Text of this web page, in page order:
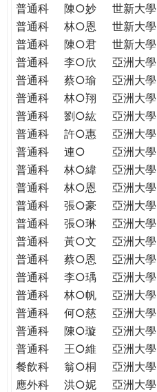
普通科
陳○妙 世新大學
普通科
林○恩 世新大學
普通科
陳○君 世新大學
普通科
李○欣 亞洲大學
普通科
蔡○瑜 亞洲大學
普通科
林○翔 亞洲大學
普通科
劉○紘 亞洲大學
普通科
許○惠 亞洲大學
普通科
連○ 亞洲大學
普通科
林○緯 亞洲大學
普通科
林○恩 亞洲大學
普通科
張○豪 亞洲大學
普通科
張○琳 亞洲大學
普通科
黃○文 亞洲大學
普通科
蔡○恩 亞洲大學
普通科
李○瑀 亞洲大學
普通科
林○帆 亞洲大學
普通科
何○慈 亞洲大學
普通科
陳○璇 亞洲大學
普通科
王○維 亞洲大學
餐飲科
翁○桐 亞洲大學
應外科
洪○妮 亞洲大學